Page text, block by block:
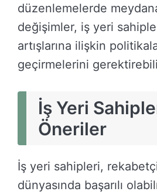
düzenlemelerde
değişimler, iş yeri
artışlarına ilişkin
geçirmelerini
İş Yeri
Öneriler
İş yeri sahipleri,
dünyasında başarılı